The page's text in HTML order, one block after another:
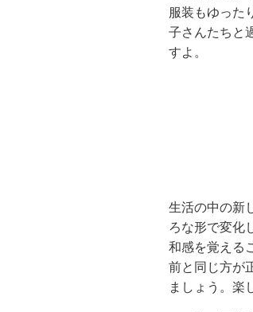
服装もゆった
子さんたちと
すよ。
生活の中の新
ろな形で変化
和感を覚える
前と同じ方が
ましょう。楽